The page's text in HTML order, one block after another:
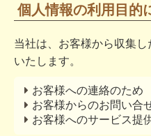
個人情報の利用目的
当社は、お客様から収集
いたします。
お客様への連絡のため
お客様からのお問い合
お客様へのサービス提